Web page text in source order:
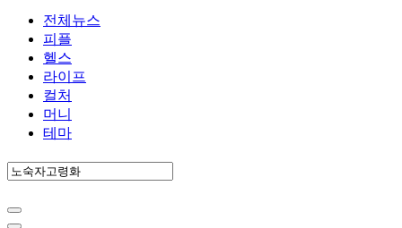
전체뉴스
피플
헬스
라이프
컬처
머니
테마